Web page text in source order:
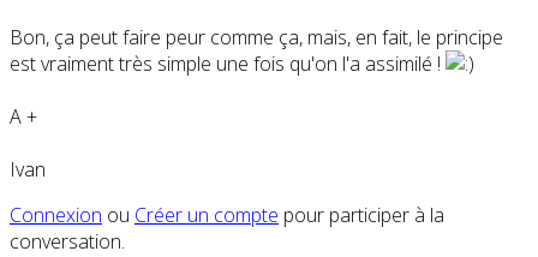
Bon, ça peut faire peur comme ça, mais, en fait, le principe
est vraiment très simple une fois qu'on l'a assimilé !
A +
Ivan
Connexion ou Créer un compte pour participer à la
conversation.